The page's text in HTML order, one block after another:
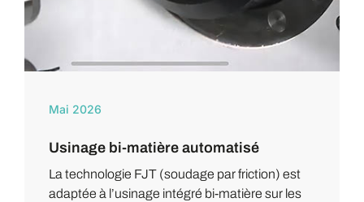
Mai 2026
Usinage bi-matière automatisé
La technologie FJT (soudage par friction) est
adaptée à l’usinage intégré bi-matière sur les